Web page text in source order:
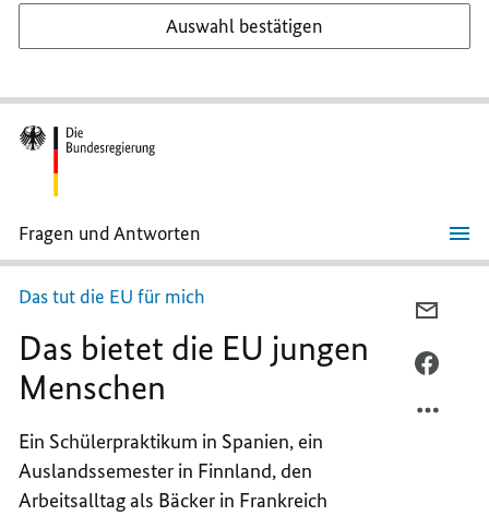
Auswahl bestätigen
Fragen und Antworten
Das
bietet
die
jungen
Menschen
Das tut die EU für mich
Das bietet die EU jungen
Menschen
Ein Schülerpraktikum in Spanien, ein
Auslandssemester in Finnland, den
Arbeitsalltag als Bäcker in Frankreich